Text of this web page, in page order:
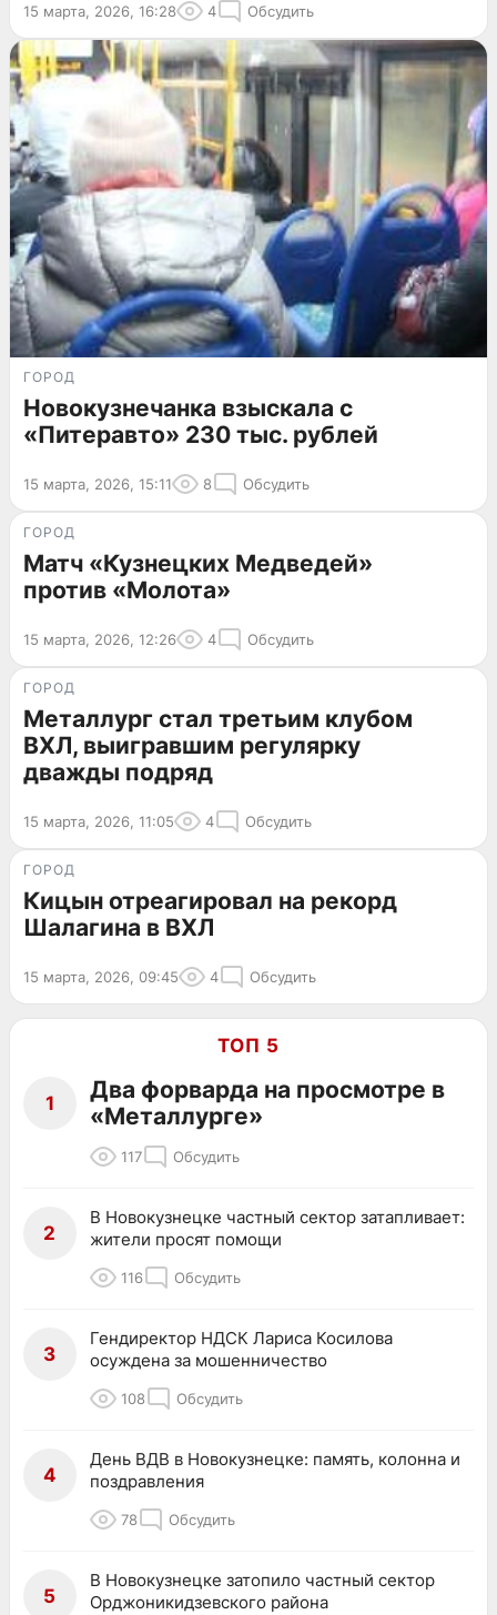
15 марта, 2026, 16:28 4 Обсудить
ГОРОД
Новокузнечанка взыскала с
«Питеравто» 230 тыс. рублей
15 марта, 2026, 15:11 8 Обсудить
ГОРОД
Матч «Кузнецких Медведей»
против «Молота»
15 марта, 2026, 12:26 4 Обсудить
ГОРОД
Металлург стал третьим клубом
ВХЛ, выигравшим регулярку
дважды подряд
15 марта, 2026, 11:05 4 Обсудить
ГОРОД
Кицын отреагировал на рекорд
Шалагина в ВХЛ
15 марта, 2026, 09:45 4 Обсудить
ТОП 5
1
Два форварда на просмотре в
«Металлурге»
117 Обсудить
2
В Новокузнецке частный сектор затапливает:
жители просят помощи
116 Обсудить
3
Гендиректор НДСК Лариса Косилова
осуждена за мошенничество
108 Обсудить
4
День ВДВ в Новокузнецке: память, колонна и
поздравления
78 Обсудить
5
В Новокузнецке затопило частный сектор
Орджоникидзевского района